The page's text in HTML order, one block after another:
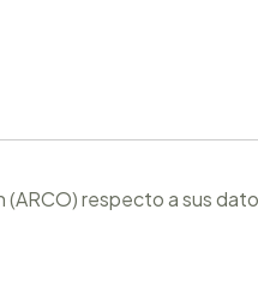
respecto a sus